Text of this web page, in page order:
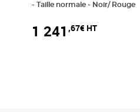
- Taille normale - Noir/ Rouge
1 241 ,67€ HT